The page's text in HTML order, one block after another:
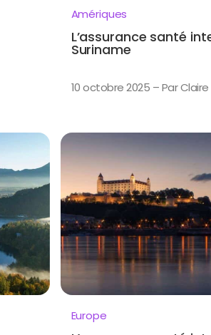
Amériques
L’assurance santé
Suriname
10 octobre 2025 – Par Claire
Europe